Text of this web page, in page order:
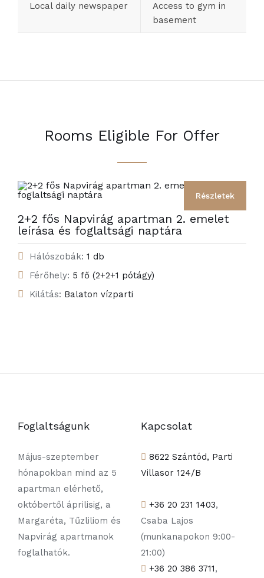
Local daily newspaper
Access to gym in
basement
Rooms Eligible For Offer
Részletek
2+2 fős Napvirág apartman 2. emelet
leírása és foglaltsági naptára
Hálószobák: 1 db
Férőhely: 5 fő (2+2+1 pótágy)
Kilátás: Balaton vízparti
Foglaltságunk
Május-szeptember
hónapokban mind az 5
apartman elérhető,
októbertől áprilisig, a
Margaréta, Tűzliliom és
Napvirág apartmanok
foglalhatók.
Kapcsolat
8622 Szántód, Parti
Villasor 124/B
+36 20 231 1403,
Csaba Lajos
(munkanapokon 9:00-
21:00)
+36 20 386 3711,